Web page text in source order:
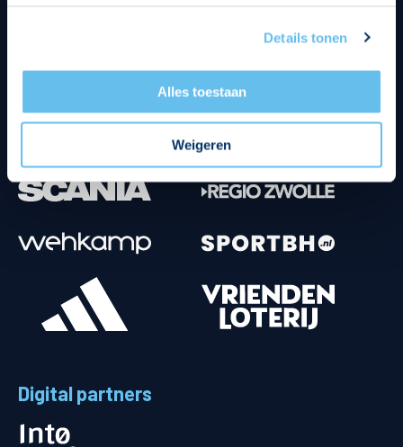
Details tonen
Alles toestaan
Weigeren
Digital partners